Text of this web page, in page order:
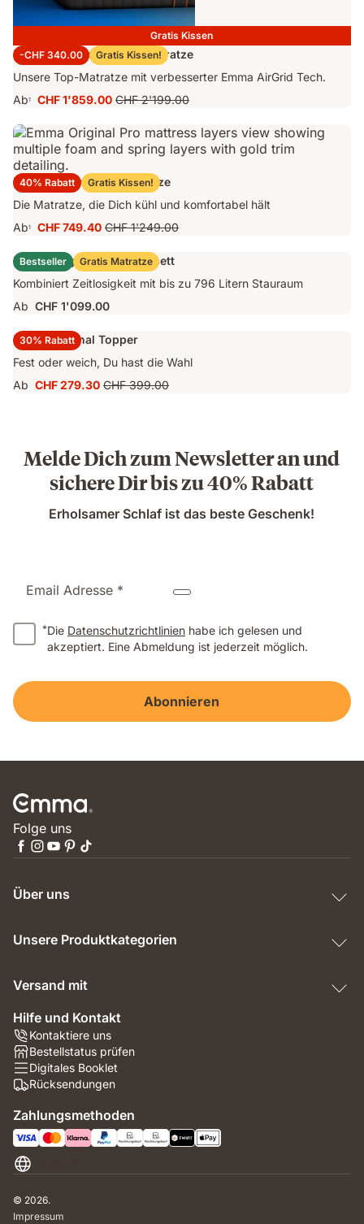
Gratis Kissen
-CHF 340.00
Gratis Kissen!
Emma Performance 26 Matratze
Unsere Top-Matratze mit verbesserter Emma AirGrid Tech.
Ab1
Preis
CHF 1'859.00 Ursprünglicher
CHF 2'199.00
CHF 2'199.00
40% Rabatt Gratis Kissen!
Emma Original Pro Matratze
Die Matratze, die Dich kühl und komfortabel hält
Ab1
Preis
CHF 749.40
CHF 749.40 Ursprünglicher
Preis
CHF 1'249.00
CHF 1'249.00
Bestseller Gratis Matratze
Emma Original Stauraumbett
Kombiniert Zeitlosigkeit mit bis zu 796 Litern Stauraum
Ab CHF 1'099.00
30% Rabatt
Emma Original Topper
Fest oder weich, Du hast die Wahl
Ab Preis
CHF 279.30 Ursprünglicher
CHF 399.00
Melde Dich zum Newsletter an und
sichere Dir bis zu 40% Rabatt
Erholsamer Schlaf ist das beste Geschenk!
Email Adresse *
*Die Datenschutzrichtlinien habe ich gelesen und
akzeptiert. Eine Abmeldung ist jederzeit möglich.
Abonnieren
Folge uns
Über uns
Unsere Produktkategorien
Versand mit
Hilfe und Kontakt
Kontaktiere uns
Bestellstatus prüfen
Digitales Booklet
Rücksendungen
Zahlungsmethoden
© 2026.
Impressum